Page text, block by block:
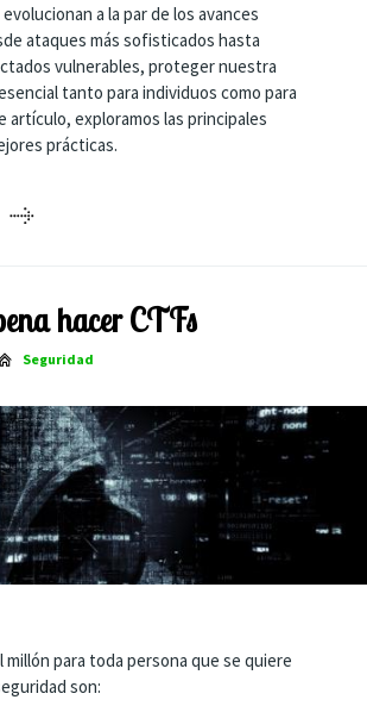
a la par de los avances
ataques más sofisticados hasta
vulnerables, proteger nuestra
tanto para individuos como para
artículo, exploramos las principales
prácticas.
hacer CTFs
Seguridad
para toda persona que se quiere
son: